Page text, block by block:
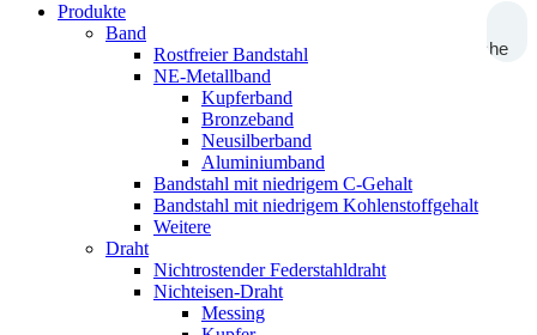
Suche
Produkte
Band
Rostfreier Bandstahl
NE-Metallband
Kupferband
Bronzeband
Neusilberband
Aluminiumband
Bandstahl mit niedrigem C-Gehalt
Bandstahl mit niedrigem Kohlenstoffgehalt
Weitere
Draht
Nichtrostender Federstahldraht
Nichteisen-Draht
Messing